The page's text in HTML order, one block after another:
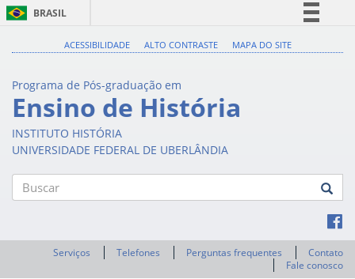
BRASIL
Acesso à informação
ACESSIBILIDADE ALTO CONTRASTE MAPA DO SITE
Programa de Pós-graduação em
Ensino de História
INSTITUTO HISTÓRIA
UNIVERSIDADE FEDERAL DE UBERLÂNDIA
Serviços Telefones Perguntas frequentes
Contato
Fale conosco